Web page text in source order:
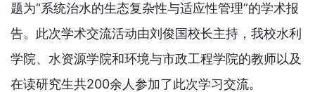
题为“系统治水的生态复杂性与适应性管理”的学术报
告。此次学术交流活动由刘俊国校长主持，我校水利
学院、水资源学院和环境与市政工程学院的教师以及
在读研究生共200余人参加了此次学习交流。